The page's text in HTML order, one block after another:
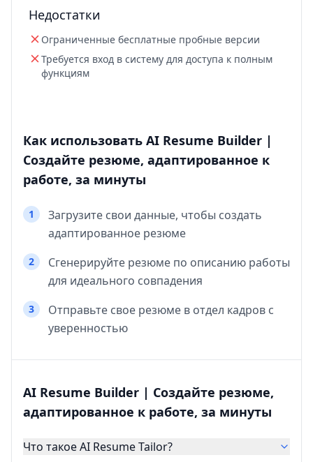
Недостатки
Ограниченные бесплатные пробные версии
Требуется вход в систему для доступа к полным
функциям
Как использовать AI Resume Builder |
Создайте резюме, адаптированное к
работе, за минуты
1
Загрузите свои данные, чтобы создать
адаптированное резюме
2
Сгенерируйте резюме по описанию работы
для идеального совпадения
3
Отправьте свое резюме в отдел кадров с
уверенностью
AI Resume Builder | Создайте резюме,
адаптированное к работе, за минуты
Что такое AI Resume Tailor?